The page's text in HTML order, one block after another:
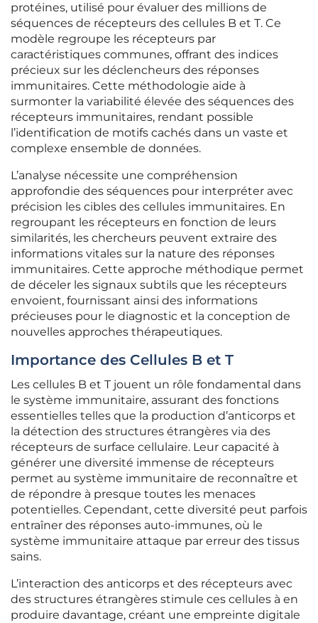
protéines, utilisé pour évaluer des millions de
séquences de récepteurs des cellules B et T. Ce
modèle regroupe les récepteurs par
caractéristiques communes, offrant des indices
précieux sur les déclencheurs des réponses
immunitaires. Cette méthodologie aide à
surmonter la variabilité élevée des séquences des
récepteurs immunitaires, rendant possible
l’identification de motifs cachés dans un vaste et
complexe ensemble de données.
L’analyse nécessite une compréhension
approfondie des séquences pour interpréter avec
précision les cibles des cellules immunitaires. En
regroupant les récepteurs en fonction de leurs
similarités, les chercheurs peuvent extraire des
informations vitales sur la nature des réponses
immunitaires. Cette approche méthodique permet
de déceler les signaux subtils que les récepteurs
envoient, fournissant ainsi des informations
précieuses pour le diagnostic et la conception de
nouvelles approches thérapeutiques.
Importance des Cellules B et T
Les cellules B et T jouent un rôle fondamental dans
le système immunitaire, assurant des fonctions
essentielles telles que la production d’anticorps et
la détection des structures étrangères via des
récepteurs de surface cellulaire. Leur capacité à
générer une diversité immense de récepteurs
permet au système immunitaire de reconnaître et
de répondre à presque toutes les menaces
potentielles. Cependant, cette diversité peut parfois
entraîner des réponses auto-immunes, où le
système immunitaire attaque par erreur des tissus
sains.
L’interaction des anticorps et des récepteurs avec
des structures étrangères stimule ces cellules à en
produire davantage, créant une empreinte digitale